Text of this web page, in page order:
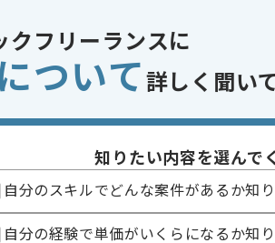
た経験やスキルをお持ちであれば申し込み可能なケー
ーク
Rails
AWS
新規開発 , 追加開発 , アプリ開発 ,
/システム
スマートフォンアプリ
20代活躍中 , 30代活躍中 , 長期プロ
い
クフリーランスに
ついて 詳しく聞い
知りたい内容を選んで
自分のスキルでどんな案件があるか知
自分の経験で単価がいくらになるか知